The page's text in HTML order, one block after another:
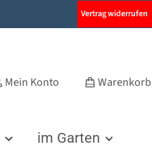
Vertrag widerrufen
Mein Konto Warenkorb
im Garten